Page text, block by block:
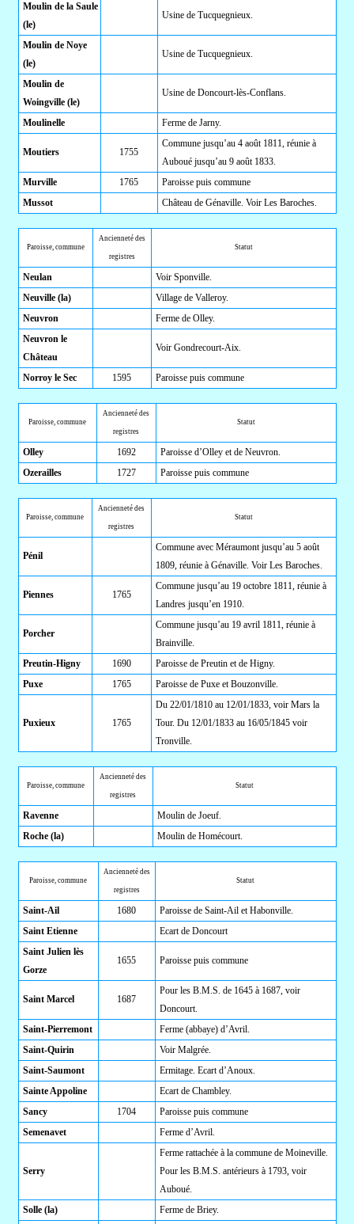
Moulin de la Saule
(le)
Usine de Tucquegnieux.
Moulin de Noye
(le)
Usine de Tucquegnieux.
Moulin de
Woingville (le)
Usine de Doncourt-lès-Conflans.
Moulinelle Ferme de Jarny.
Moutiers 1755
Commune jusqu’au 4 août 1811, réunie à
Auboué jusqu’au 9 août 1833.
Murville
1765
Paroisse puis commune
Mussot
Château de Génaville. Voir Les Baroches.
Paroisse, commune
Ancienneté des
registres
Statut
Neulan
Voir Sponville.
Neuville (la)
Village de Valleroy.
Neuvron
Ferme de Olley.
Neuvron le
Château
Voir Gondrecourt-Aix.
Norroy le Sec 1595 Paroisse puis commune
Paroisse, commune
Ancienneté des
registres
Statut
Olley 1692
Paroisse d’Olley et de Neuvron.
Ozerailles
1727 Paroisse puis commune
Paroisse, commune
Ancienneté des
registres
Statut
Pénil
Commune avec Méraumont jusqu’au 5 août
1809, réunie à Génaville. Voir Les Baroches.
Piennes 1765
Commune jusqu’au 19 octobre 1811, réunie à
Landres jusqu’en 1910.
Porcher
Commune jusqu’au 19 avril 1811, réunie à
Brainville.
Preutin-Higny
1690
Paroisse de Preutin et de Higny.
Puxe
1765 Paroisse de Puxe et Bouzonville.
Puxieux 1765
Du 22/01/1810 au 12/01/1833, voir Mars la
Tour. Du 12/01/1833 au 16/05/1845 voir
Tronville.
Paroisse, commune
Ancienneté des
registres
Statut
Ravenne
Moulin de Joeuf.
Roche (la)
Moulin de Homécourt.
Paroisse, commune
Ancienneté des
registres
Statut
Saint-Ail 1680
Paroisse de Saint-Ail et Habonville.
Saint Etienne
Ecart de Doncourt
Saint Julien lès
Gorze
1655 Paroisse puis commune
Saint Marcel 1687
Pour les B.M.S. de 1645 à 1687, voir
Doncourt.
Saint-Pierremont
Ferme (abbaye) d’Avril.
Saint-Quirin
Voir Malgrée.
Saint-Saumont
Ermitage. Ecart d’Anoux.
Sainte Appoline
Ecart de Chambley.
Sancy
1704
Paroisse puis commune
Semenavet
Ferme d’Avril.
Serry
Ferme rattachée à la commune de Moineville.
Pour les B.M.S. antérieurs à 1793, voir
Auboué.
Solle (la)
Ferme de Briey.